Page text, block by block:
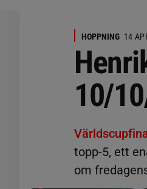
HOPPNING 14
10/
topp-5, ett
om